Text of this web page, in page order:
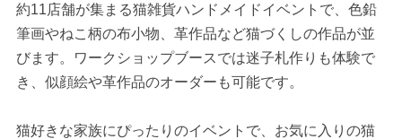
約11店舗が集まる猫雑貨ハンドメイドイベントで、色鉛
筆画やねこ柄の布小物、革作品など猫づくしの作品が並
びます。ワークショップブースでは迷子札作りも体験で
き、似顔絵や革作品のオーダーも可能です。
猫好きな家族にぴったりのイベントで、お気に入りの猫